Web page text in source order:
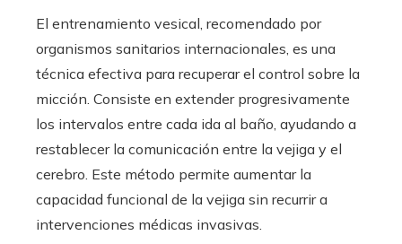
El entrenamiento vesical, recomendado por
organismos sanitarios internacionales, es una
técnica efectiva para recuperar el control sobre la
micción. Consiste en extender progresivamente
los intervalos entre cada ida al baño, ayudando a
restablecer la comunicación entre la vejiga y el
cerebro. Este método permite aumentar la
capacidad funcional de la vejiga sin recurrir a
intervenciones médicas invasivas.